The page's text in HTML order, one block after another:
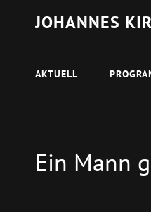
JOHANNES
AKTUELL
Ein Mann